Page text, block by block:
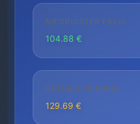
NIEDRIGSTER PREIS
104.88 €
AKTUELLER PREIS
129.69 €